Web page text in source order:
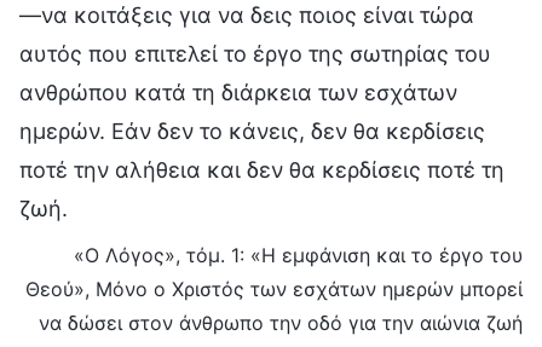
—να κοιτάξεις για να δεις ποιος είναι τώρα
αυτός που επιτελεί το έργο της σωτηρίας του
ανθρώπου κατά τη διάρκεια των εσχάτων
ημερών. Εάν δεν το κάνεις, δεν θα κερδίσεις
ποτέ την αλήθεια και δεν θα κερδίσεις ποτέ τη
ζωή.
«Ο Λόγος», τόμ. 1: «Η εμφάνιση και το έργο του
Θεού», Μόνο ο Χριστός των εσχάτων ημερών μπορεί
να δώσει στον άνθρωπο την οδό για την αιώνια ζωή